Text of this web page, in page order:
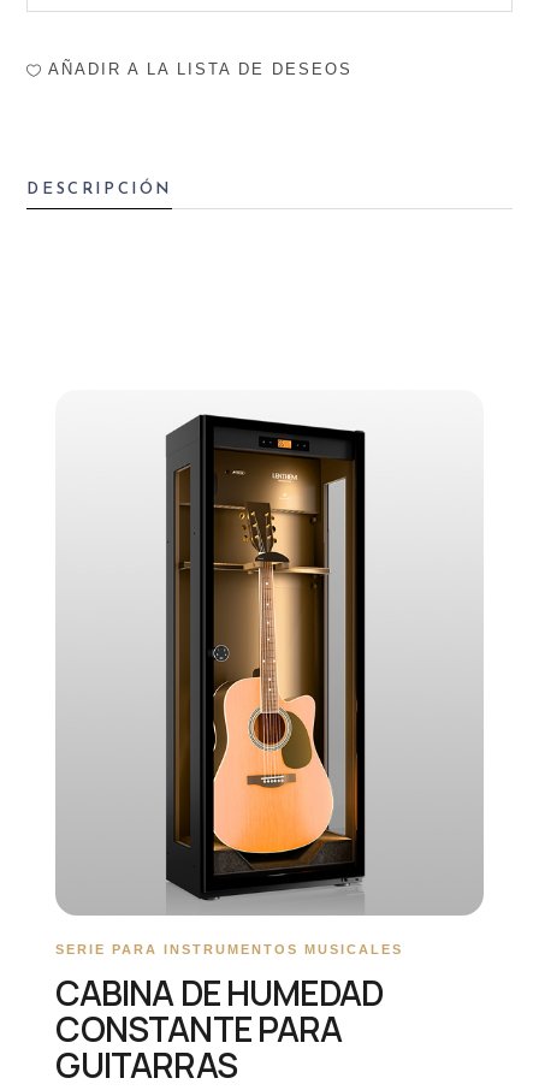
AÑADIR A LA LISTA DE DESEOS
DESCRIPCIÓN
SERIE PARA INSTRUMENTOS MUSICALES
CABINA DE HUMEDAD
CONSTANTE PARA
GUITARRAS